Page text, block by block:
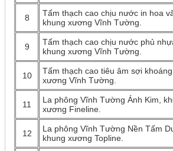
8
Tấm thạch cao chịu nước in hoa
khung xương Vĩnh Tường.
9
Tấm thạch cao chịu nước phủ
khung xương Vĩnh Tường.
10
Tấm thạch cao tiêu âm sợi
xương Vĩnh Tường.
11
La phông Vĩnh Tường Ánh Kim,
xương Fineline.
12
La phông Vĩnh Tường Nền Tấm
khung xương Topline.